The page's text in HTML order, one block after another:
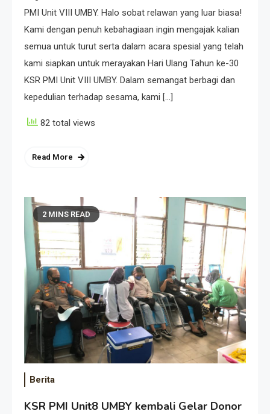
PMI Unit VIII UMBY. Halo sobat relawan yang luar biasa!
Kami dengan penuh kebahagiaan ingin mengajak kalian
semua untuk turut serta dalam acara spesial yang telah
kami siapkan untuk merayakan Hari Ulang Tahun ke-30
KSR PMI Unit VIII UMBY. Dalam semangat berbagi dan
kepedulian terhadap sesama, kami […]
82 total views
Read More
2 MINS READ
Berita
KSR PMI Unit8 UMBY kembali Gelar Donor